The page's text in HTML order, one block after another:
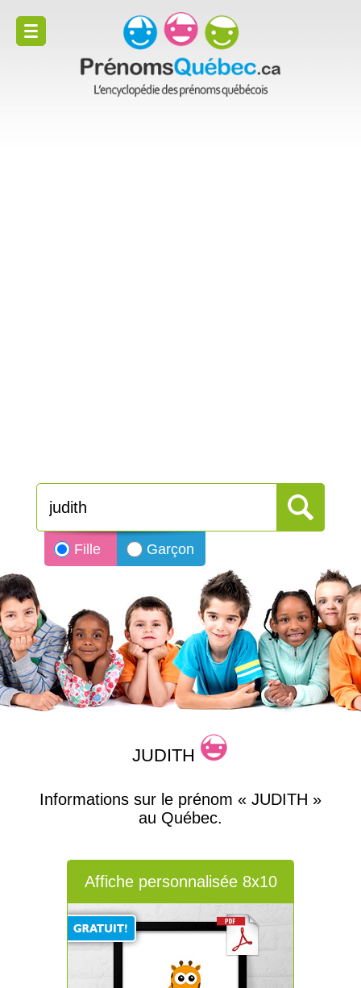
Fille Garçon
JUDITH
Informations sur le prénom « JUDITH »
au Québec.
Affiche personnalisée 8x10